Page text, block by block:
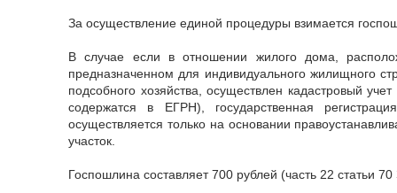
За осуществление единой процедуры взимается
В случае если в отношении жилого дома,
предназначенном для индивидуального жилищного
подсобного хозяйства, осуществлен кадастровый
содержатся в ЕГРН), государственная
осуществляется только на основании
участок.
Госпошлина составляет 700 рублей (часть 22 статьи